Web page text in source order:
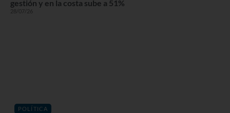
gestión y en la costa sube a 51%
28/07/26
POLÍTICA